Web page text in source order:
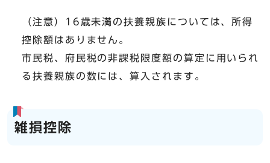
（注意）16歳未満の扶養親族については、所得
控除額はありません。
市民税、府民税の非課税限度額の算定に用いられ
る扶養親族の数には、算入されます。
雑損控除